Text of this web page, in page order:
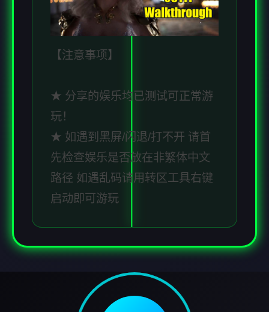
【注意事项】
★ 分享的娱乐均已测试可正常游
玩！
★ 如遇到黑屏/闪退/打不开 请首
先检查娱乐是否放在非繁体中文
路径 如遇乱码请用转区工具右键
启动即可游玩